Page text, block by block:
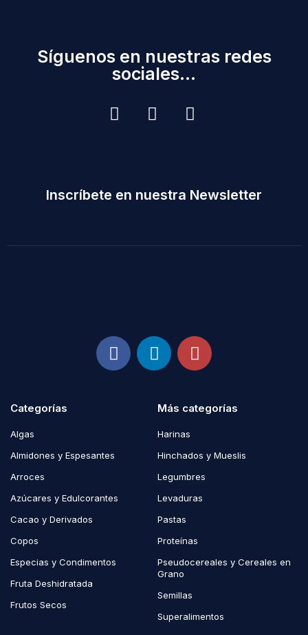
Síguenos en nuestras redes
sociales...
Inscríbete en nuestra Newsletter
Categorías
Algas
Almidones y Espesantes
Arroces
Azúcares y Edulcorantes
Cacao y Derivados
Copos
Especias y Condimentos
Fruta Deshidratada
Frutos Secos
Más categorías
Harinas
Hinchados y Mueslis
Legumbres
Levaduras
Pastas
Proteínas
Pseudocereales y Cereales en
Grano
Semillas
Superalimentos